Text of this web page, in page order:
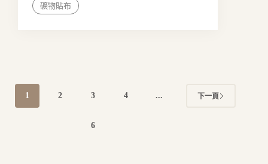
礦物貼布
1 2 3 4 ...
6
下一頁